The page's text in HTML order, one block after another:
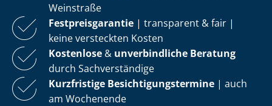
Weinstraße
Fest­preis­ga­ran­tie | transparent & fair |
keine versteckten Kosten
Kostenlose & unverbindliche Beratung
durch Sachverständige
Kurzfristige Be­sich­ti­gungs­ter­mi­ne | auch
am Wochenende